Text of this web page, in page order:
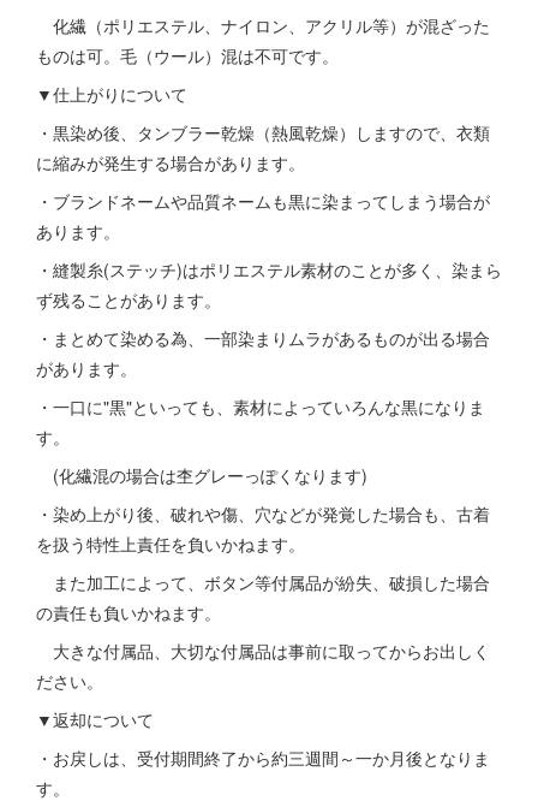
化繊（ポリエステル、ナイロン、アクリル等）が混ざった
ものは可。毛（ウール）混は不可です。
▼仕上がりについて
・黒染め後、タンブラー乾燥（熱風乾燥）しますので、衣類
に縮みが発生する場合があります。
・ブランドネームや品質ネームも黒に染まってしまう場合が
あります。
・縫製糸(ステッチ)はポリエステル素材のことが多く、染まら
ず残ることがあります。
・まとめて染める為、一部染まりムラがあるものが出る場合
があります。
・一口に"黒"といっても、素材によっていろんな黒になりま
す。
(化繊混の場合は杢グレーっぽくなります)
・染め上がり後、破れや傷、穴などが発覚した場合も、古着
を扱う特性上責任を負いかねます。
また加工によって、ボタン等付属品が紛失、破損した場合
の責任も負いかねます。
大きな付属品、大切な付属品は事前に取ってからお出しく
ださい。
▼返却について
・お戻しは、受付期間終了から約三週間～一か月後となりま
す。